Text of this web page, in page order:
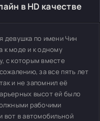
в HD качестве
девушка по имени Чин
к моде и к одному
с которым вместе
за все пять лет
и не запомнил её
высот ей было
рабочими
вот в автомобильной